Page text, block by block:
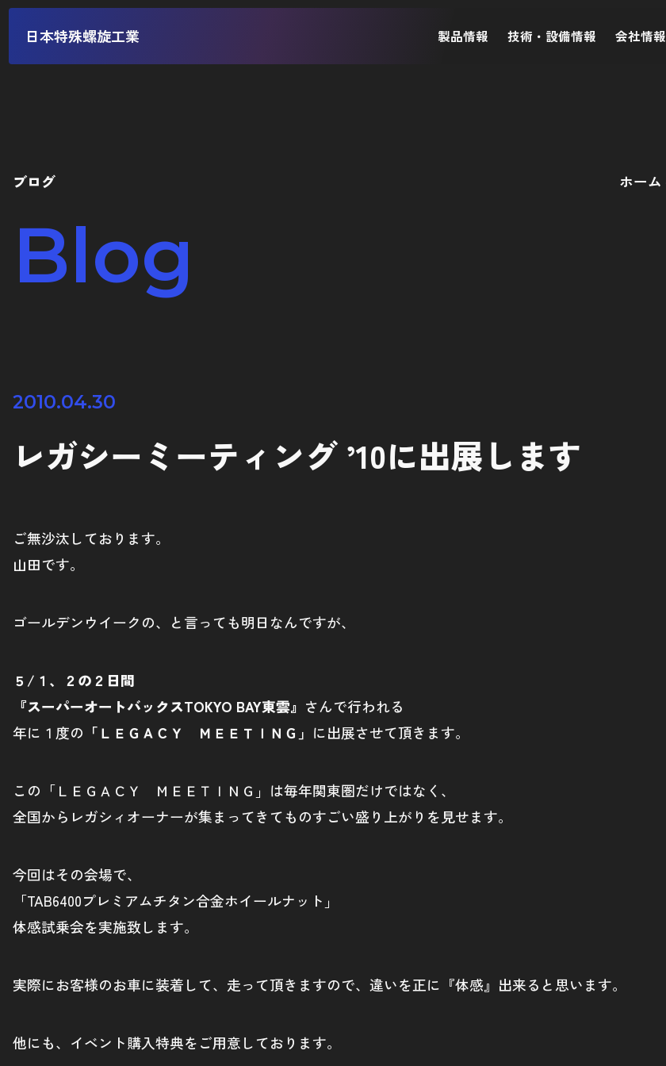
日本特殊螺旋工業 製品情報 技術・設備情報 会社情報
ホーム
ブログ
Blog
2010.04.30
レガシーミーティング ’10に出展します
ご無沙汰しております。
山田です。
ゴールデンウイークの、と言っても明日なんですが、
５/１、２の２日間
『スーパーオートバックスTOKYO BAY東雲』 さんで行われる
年に１度の 「ＬＥＧＡＣＹ ＭＥＥＴＩＮＧ」 に出展させて頂きます。
この「ＬＥＧＡＣＹ ＭＥＥＴＩＮＧ」は毎年関東圏だけではなく、
全国からレガシィオーナーが集まってきてものすごい盛り上がりを見せます。
今回はその会場で、
「TAB6400プレミアムチタン合金ホイールナット」
体感試乗会を実施致します。
実際にお客様のお車に装着して、走って頂きますので、違いを正に『体感』出来ると思います。
他にも、イベント購入特典をご用意しております。